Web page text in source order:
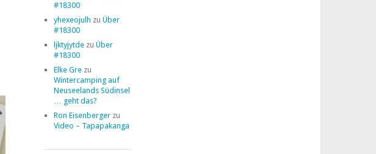
#18300
yhexeojulh zu Über
#18300
ljktyjytdezu Über
#18300
Elke Grezu
Wintercamping auf
Neuseelands Südinsel
… geht das?
Ron Eisenbergerzu
Video – Tapapakanga